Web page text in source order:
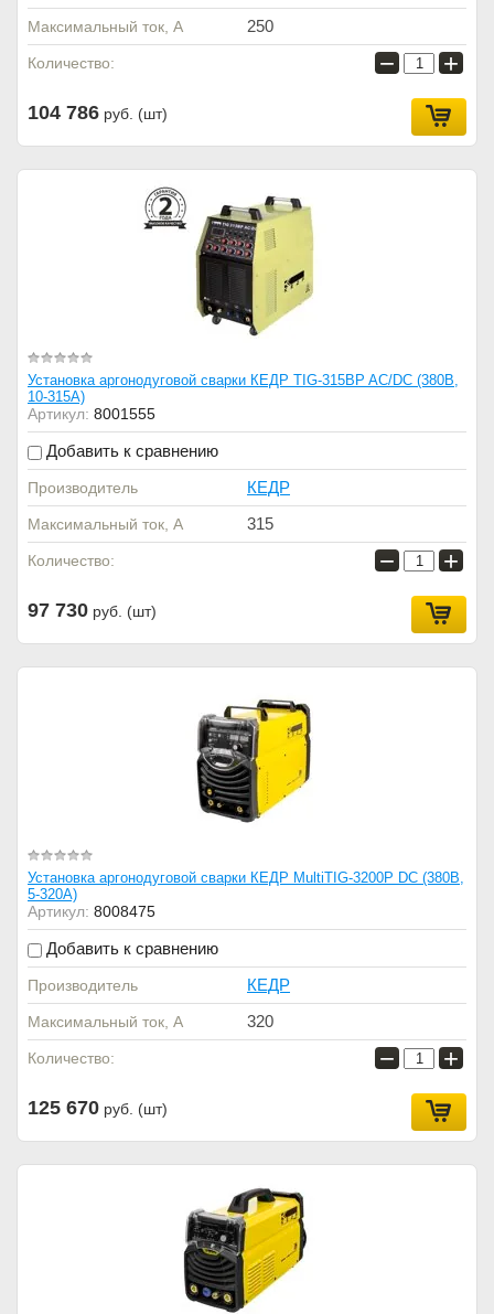
Максимальный ток, А 250
Количество: − +
104 786 руб. (шт)
Установка аргонодуговой сварки КЕДР TIG-315BP AC/DC (380В,
10-315А)
Артикул: 8001555
Добавить к сравнению
Производитель КЕДР
Максимальный ток, А 315
Количество: − +
97 730 руб. (шт)
Установка аргонодуговой сварки КЕДР MultiTIG-3200P DC (380В,
5-320А)
Артикул: 8008475
Добавить к сравнению
Производитель КЕДР
Максимальный ток, А 320
Количество: − +
125 670 руб. (шт)